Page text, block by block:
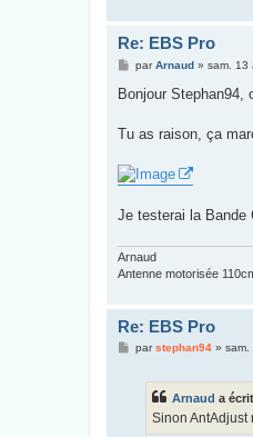
Re: EBS Pro
M
s
g
parArnaud» sam. 13
Bonjour Stephan94,
Tu as raison, ça
Je testerai la Bande
Arnaud
Antenne motorisée
Re: EBS Pro
Mparstephan94» sam.
Arnaud a
Sinon AntAdjust